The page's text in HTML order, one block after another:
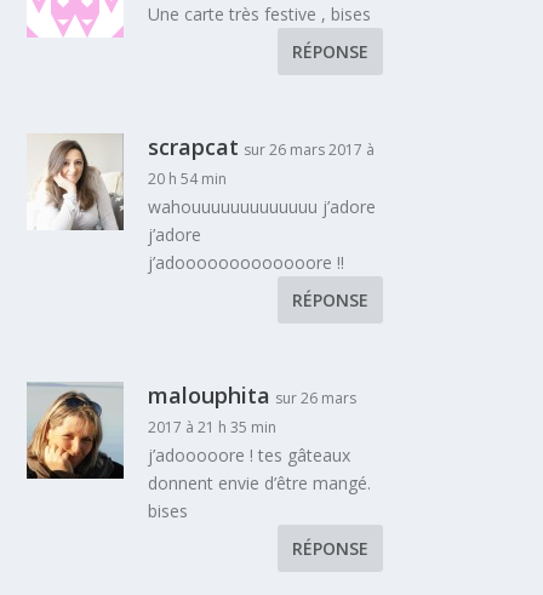
Une carte très festive , bises
RÉPONSE
scrapcat sur 26 mars 2017 à
20 h 54 min
wahouuuuuuuuuuuuu j’adore
j’adore
j’adooooooooooooore !!
RÉPONSE
malouphita sur 26 mars
2017 à 21 h 35 min
j’adooooore ! tes gâteaux
donnent envie d’être mangé.
bises
RÉPONSE